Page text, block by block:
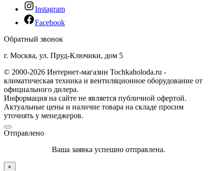
Instagram
Facebook
Обратный звонок
г. Москва, ул. Пруд-Ключики, дом 5
© 2000-2026 Интернет-магазин Tochkaholoda.ru -
климатическая техника и вентиляционное оборудование от
официального дилера.
Информация на сайте не является публичной офертой.
Актуальные цены и наличие товара на складе просим
уточнять у менеджеров.
Отправлено
Ваша заявка успешно отправлена.
×